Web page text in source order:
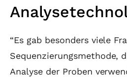
“Es gab besonders viele
Sequenzierungsmethode,
Analyse der Proben